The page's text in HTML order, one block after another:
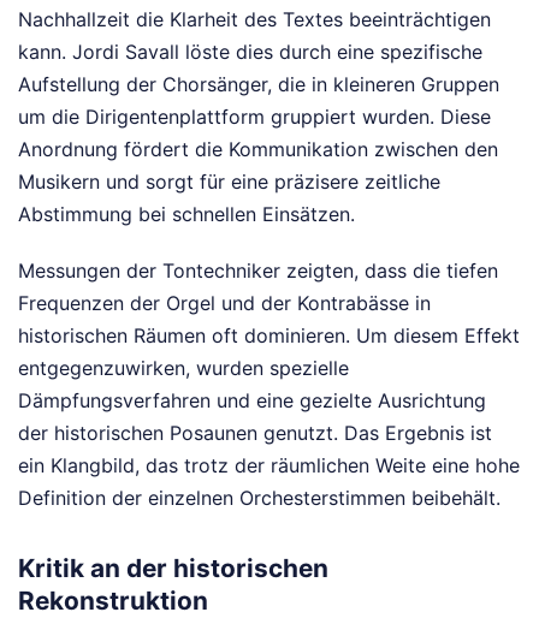
Nachhallzeit die Klarheit des Textes beeinträchtigen
kann. Jordi Savall löste dies durch eine spezifische
Aufstellung der Chorsänger, die in kleineren Gruppen
um die Dirigentenplattform gruppiert wurden. Diese
Anordnung fördert die Kommunikation zwischen den
Musikern und sorgt für eine präzisere zeitliche
Abstimmung bei schnellen Einsätzen.
Messungen der Tontechniker zeigten, dass die tiefen
Frequenzen der Orgel und der Kontrabässe in
historischen Räumen oft dominieren. Um diesem Effekt
entgegenzuwirken, wurden spezielle
Dämpfungsverfahren und eine gezielte Ausrichtung
der historischen Posaunen genutzt. Das Ergebnis ist
ein Klangbild, das trotz der räumlichen Weite eine hohe
Definition der einzelnen Orchesterstimmen beibehält.
Kritik an der historischen
Rekonstruktion